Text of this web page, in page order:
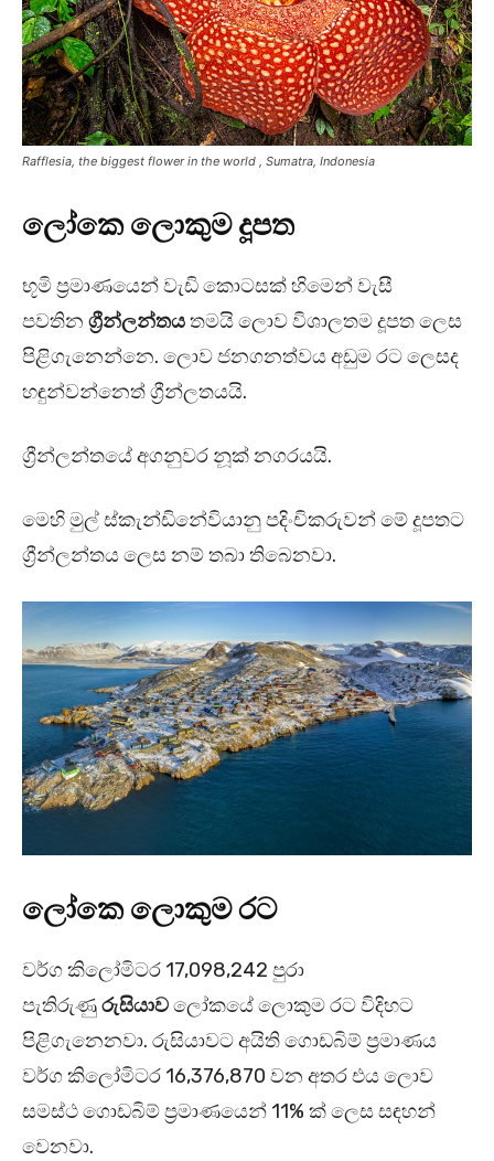
Rafflesia, the biggest flower in the world , Sumatra, Indonesia
ලෝකෙ ලොකුම දූපත
භූමි ප්‍රමාණයෙන් වැඩි කොටසක් හිමෙන් වැසී
පවතින ග්‍රීන්ලන්තයතමයි ලොව විශාලතම දූපත ලෙස
පිළිගැනෙන්නෙ. ලොව ජනගනත්වය අඩුම රට ලෙසද
හඳුන්වන්නෙත් ග්‍රීන්ලතයයි.
ග්‍රීන්ලන්තයේ අගනුවර නූක් නගරයයි.
මෙහි මුල් ස්කැන්ඩිනේවියානු පදිංචිකරුවන් මේ දූපතට
ග්‍රීන්ලන්තය ලෙස නම් තබා තිබෙනවා.
ලෝකෙ ලොකුම රට
වර්ග කිලෝමිටර 17,098,242 පුරා
පැතිරුණුරුසියාවලෝකයේ ලොකුම රට විදිහට
පිළිගැනෙනවා. රුසියාවට අයිති ගොඩබිම් ප්‍රමාණය
වර්ග කිලෝමිටර 16,376,870 වන අතර එය ලොව
සමස්ථ ගොඩබිම් ප්‍රමාණයෙන් 11% ක් ලෙස සඳහන්
වෙනවා.